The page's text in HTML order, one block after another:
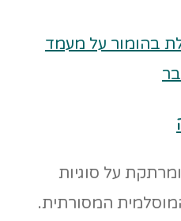
על סוגיות
המסורתית.